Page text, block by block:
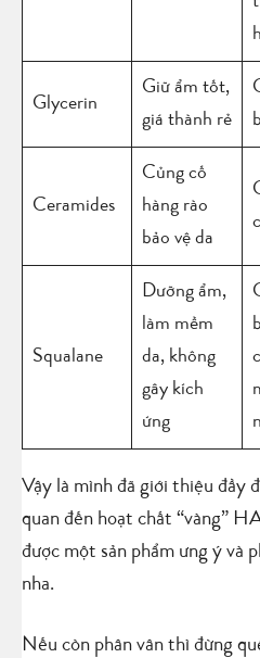
Glycerin
Giữ ẩm tốt,
giá thành rẻ
Ceramides
Củng cố
hàng rào
bảo vệ da
Squalane
Dưỡng ẩm,
làm mềm
da, không
gây kích
ứng
Vậy là mình đã giới thiệu đầy
quan đến hoạt chất “vàng”
được một sản phẩm ưng ý và
nha.
Nếu còn phân vân thì đừng